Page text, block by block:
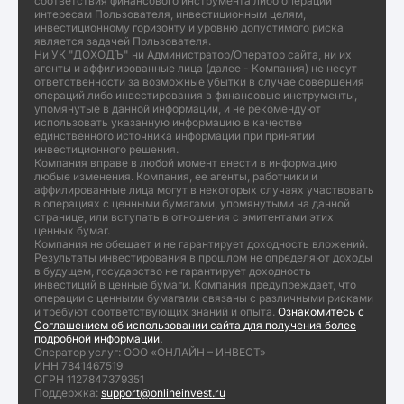
интересам Пользователя, инвестиционным целям,
инвестиционному горизонту и уровню допустимого риска
является задачей Пользователя.
Ни УК "ДОХОДЪ" ни Администратор/Оператор сайта, ни их
агенты и аффилированные лица (далее - Компания) не несут
ответственности за возможные убытки в случае совершения
операций либо инвестирования в финансовые инструменты,
упомянутые в данной информации, и не рекомендуют
использовать указанную информацию в качестве
единственного источника информации при принятии
инвестиционного решения.
Компания вправе в любой момент внести в информацию
любые изменения. Компания, ее агенты, работники и
аффилированные лица могут в некоторых случаях участвовать
в операциях с ценными бумагами, упомянутыми на данной
странице, или вступать в отношения с эмитентами этих
ценных бумаг.
Компания не обещает и не гарантирует доходность вложений.
Результаты инвестирования в прошлом не определяют доходы
в будущем, государство не гарантирует доходность
инвестиций в ценные бумаги. Компания предупреждает, что
операции с ценными бумагами связаны с различными рисками
и требуют соответствующих знаний и опыта. Ознакомитесь с
Соглашением об использовании сайта для получения более
подробной информации.
Оператор услуг: ООО «ОНЛАЙН – ИНВЕСТ»
ИНН 7841467519
ОГРН 1127847379351
Поддержка: support@onlineinvest.ru